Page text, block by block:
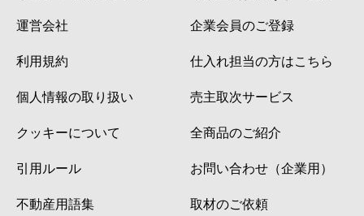
運営会社
利用規約
個人情報の取り扱い
クッキーについて
引用ルール
不動産用語集
企業会員のご登録
仕入れ担当の方はこちら
売主取次サービス
全商品のご紹介
お問い合わせ（企業用）
取材のご依頼